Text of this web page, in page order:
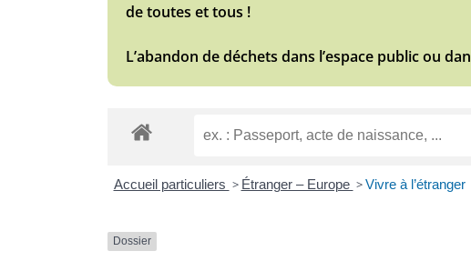
de toutes et tous !
L’abandon de déchets dans l’espace public ou
Accueil particuliers > Étranger – Europe > Vivre à l’étranger
Dossier